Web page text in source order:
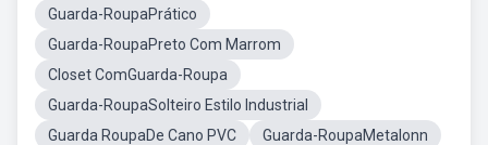
Guarda-RoupaPrático
Guarda-RoupaPreto Com Marrom
Closet ComGuarda-Roupa
Guarda-RoupaSolteiro Estilo Industrial
Guarda RoupaDe Cano PVC
Guarda-RoupaMetalonn